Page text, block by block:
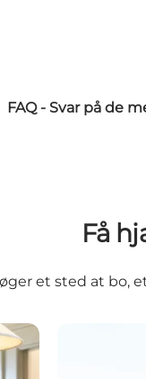
FAQ - Svar på de
Få
et sted at bo,
Find kort